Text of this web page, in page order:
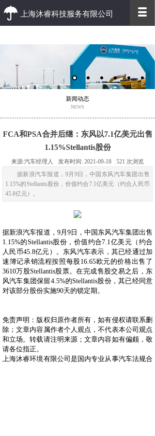
上海沐睿科技服务有限公司
优质的客户服务 高效的办事效率
新闻动态
NEWS
FCA和PSA合并后继：东风以7.1亿美元出售
1.15%Stellantis股份
来源:汽车经理人 发布时间: 2021-09-18 521 次浏览
据新浪汽车报道，9月9日，中国东风汽车集团出售
1.15%的Stellantis股份，价值约合7.1亿美元（约合人民币
45.8亿元）。
据新浪汽车报道，9月9日，中国东风汽车集团出售
1.15%的Stellantis股份，价值约合7.1亿美元（约合
人民币45.8亿元）。东风汽车表示，其已经通过加
速簿记承销流程按照每股16.65欧元的价格出售了
3610万股Stellantis股票。在完成售股交易之后，东
风汽车集团保留4.5%的Stellantis股份，其已经同意
对该部分股份实施90天的锁定期。
免责声明：版权归原作者所有，如有侵权请联系删
除；文章内容属作者个人观点，不代表本公司观点
和立场。转载请注明来源；文章内容如有偏颇，敬
请各位指正。
上海沐睿环境有限公司是国内专业从事汽车法规合